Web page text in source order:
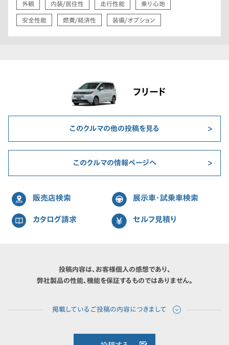
外観 内装/居住性 走行性能 乗り心地
安全性能 燃費/経済性 装備/オプション
フリード
このクルマの他の投稿を見る
このクルマの情報ページへ
販売店検索 展示車・試乗車検索
カタログ請求 セルフ見積り
投稿内容は、お客様個人の感想であり、
弊社製品の性能、機能を保証するものではありません。